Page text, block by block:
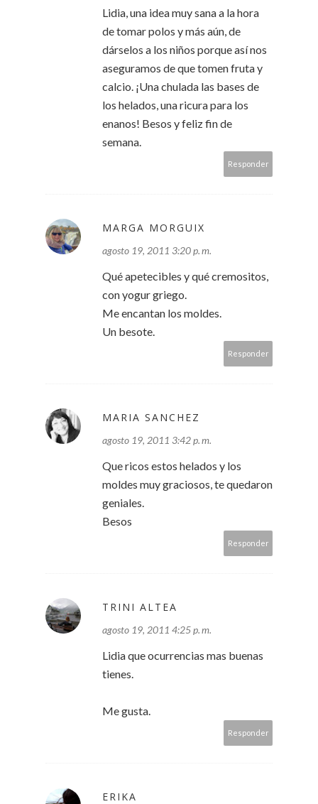
Lidia, una idea muy sana a la hora
de tomar polos y más aún, de
dárselos a los niños porque así nos
aseguramos de que tomen fruta y
calcio. ¡Una chulada las bases de
los helados, una ricura para los
enanos! Besos y feliz fin de
semana.
Responder
MARGA MORGUIX
agosto 19, 2011 3:20 p. m.
Qué apetecibles y qué cremositos,
con yogur griego.
Me encantan los moldes.
Un besote.
Responder
MARIA SANCHEZ
agosto 19, 2011 3:42 p. m.
Que ricos estos helados y los
moldes muy graciosos, te quedaron
geniales.
Besos
Responder
TRINI ALTEA
agosto 19, 2011 4:25 p. m.
Lidia que ocurrencias mas buenas
tienes.
Me gusta.
Responder
ERIKA